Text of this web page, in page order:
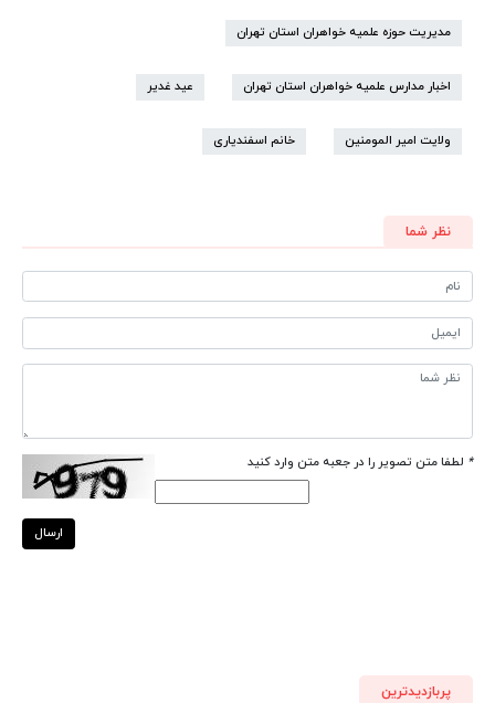
مدیریت حوزه علمیه خواهران استان تهران
اخبار مدارس علمیه خواهران استان تهران عید غدیر
ولایت امیر المومنین خانم اسفندیاری
نظر شما
* لطفا متن تصویر را در جعبه متن وارد کنید
ارسال
پربازدیدترین